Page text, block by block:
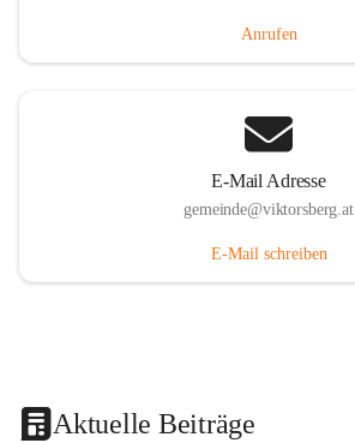
Anrufen
E-Mail Adresse
gemeinde@viktorsberg.at
E-Mail schreiben
Aktuelle Beiträge